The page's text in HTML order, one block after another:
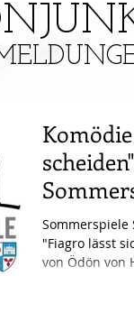
Sommerspiele
"Fiagro lässt
von Ödön von